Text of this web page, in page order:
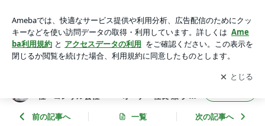
年間365冊×今年22年目 武道場主 兼 投資会社・コンサル会
社 オーナー社長 兼 グロービス経営大学院准教授による
読書日記
アプリをダウンロードして ブログの更新通知
を受け取りまし
ょう。
開く
社・コンサル会社 オーナー社長 兼 グロ
前の記事へ 一覧 次の記事へ